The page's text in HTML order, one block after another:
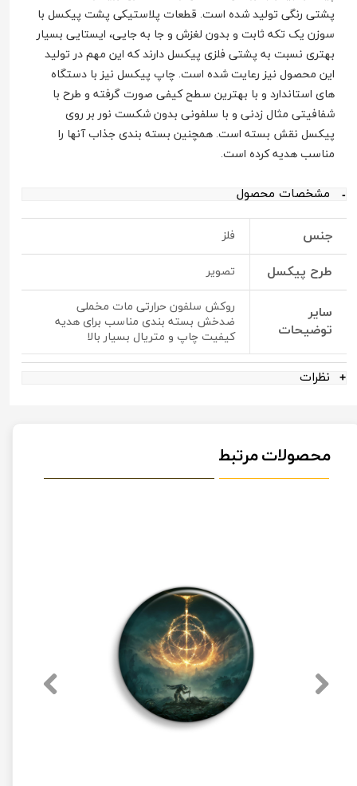
پشتی رنگی تولید شده است. قطعات پلاستیکی پشت پیکسل با
سوزن یک تکه ثابت و بدون لغزش و جا به جایی، ایستایی بسیار
بهتری نسبت به پشتی فلزی پیکسل دارند که این مهم در تولید
این محصول نیز رعایت شده است. چاپ پیکسل نیز با دستگاه
های استاندارد و با بهترین سطح کیفی صورت گرفته و طرح با
شفافیتی مثال زدنی و با سلفونی بدون شکست نور بر روی
پیکسل نقش بسته است. همچنین بسته بندی جذاب آنها را
مناسب هدیه کرده است.
مشخصات محصول
جنس فلز
طرح پیکسل تصویر
سایر
توضیحات
روکش سلفون حرارتی مات مخملی
ضدخش بسته بندی مناسب برای هدیه
کیفیت چاپ و متریال بسیار بالا
نظرات
محصولات مرتبط